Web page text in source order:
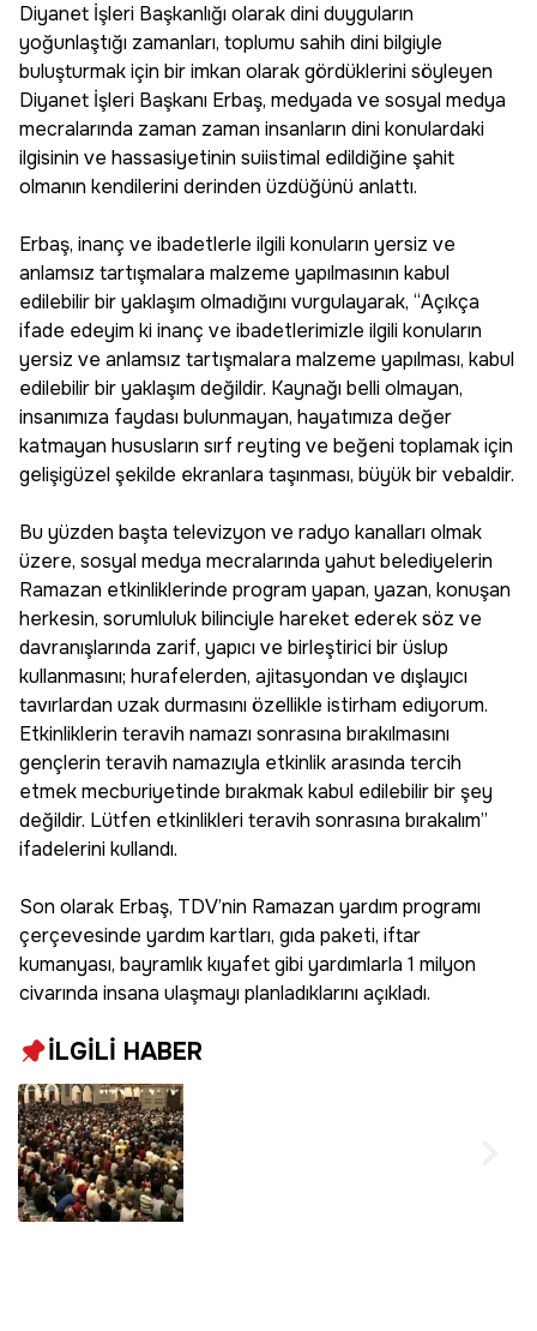
Diyanet İşleri Başkanlığı olarak dini duyguların
yoğunlaştığı zamanları, toplumu sahih dini bilgiyle
buluşturmak için bir imkan olarak gördüklerini söyleyen
Diyanet İşleri Başkanı Erbaş, medyada ve sosyal medya
mecralarında zaman zaman insanların dini konulardaki
ilgisinin ve hassasiyetinin suiistimal edildiğine şahit
olmanın kendilerini derinden üzdüğünü anlattı.
Erbaş, inanç ve ibadetlerle ilgili konuların yersiz ve
anlamsız tartışmalara malzeme yapılmasının kabul
edilebilir bir yaklaşım olmadığını vurgulayarak, “Açıkça
ifade edeyim ki inanç ve ibadetlerimizle ilgili konuların
yersiz ve anlamsız tartışmalara malzeme yapılması, kabul
edilebilir bir yaklaşım değildir. Kaynağı belli olmayan,
insanımıza faydası bulunmayan, hayatımıza değer
katmayan hususların sırf reyting ve beğeni toplamak için
gelişigüzel şekilde ekranlara taşınması, büyük bir vebaldir.
Bu yüzden başta televizyon ve radyo kanalları olmak
üzere, sosyal medya mecralarında yahut belediyelerin
Ramazan etkinliklerinde program yapan, yazan, konuşan
herkesin, sorumluluk bilinciyle hareket ederek söz ve
davranışlarında zarif, yapıcı ve birleştirici bir üslup
kullanmasını; hurafelerden, ajitasyondan ve dışlayıcı
tavırlardan uzak durmasını özellikle istirham ediyorum.
Etkinliklerin teravih namazı sonrasına bırakılmasını
gençlerin teravih namazıyla etkinlik arasında tercih
etmek mecburiyetinde bırakmak kabul edilebilir bir şey
değildir. Lütfen etkinlikleri teravih sonrasına bırakalım”
ifadelerini kullandı.
Son olarak Erbaş, TDV’nin Ramazan yardım programı
çerçevesinde yardım kartları, gıda paketi, iftar
kumanyası, bayramlık kıyafet gibi yardımlarla 1 milyon
civarında insana ulaşmayı planladıklarını açıkladı.
İLGİLİ HABER
Bu sene teravih
namazı kılınacak mı,
Teravih namazı
camilerde mi